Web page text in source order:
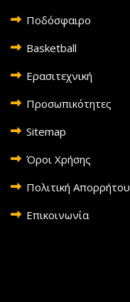
Ποδόσφαιρο
Basketball
Ερασιτεχνική
Προσωπικότητες
Sitemap
Όροι Χρήσης
Πολιτική Απορρήτου
Επικοινωνία